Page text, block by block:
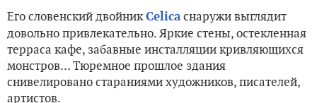
Его словенский двойникCelica снаружи выглядит
довольно привлекательно. Яркие стены, остекленная
терраса кафе, забавные инсталляции кривляющихся
монстров… Тюремное прошлое здания
снивелировано стараниями художников, писателей,
артистов.